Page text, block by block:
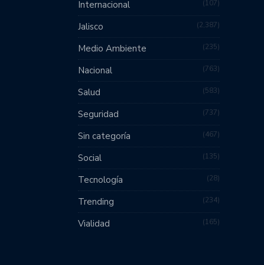
Internacional 107
Jalisco 2,387
Medio Ambiente 235
Nacional 763
Salud 583
Seguridad 737
Sin categoría 467
Social 135
Tecnología 28
Trending 234
Vialidad 165